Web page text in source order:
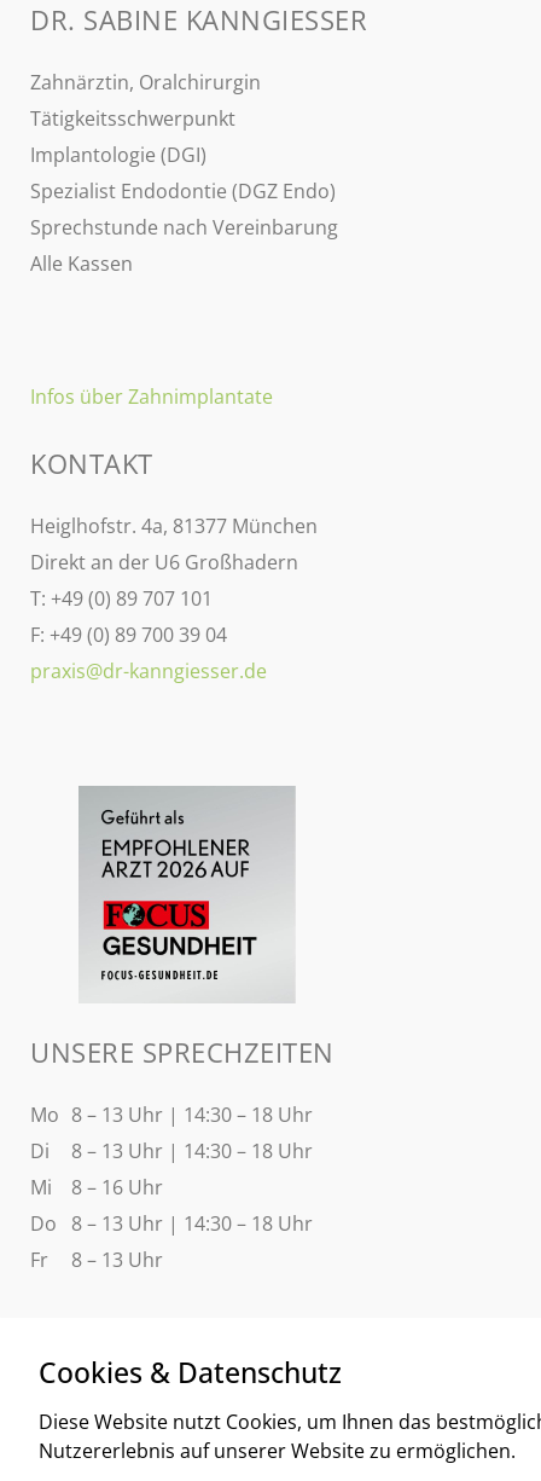
DR. SABINE KANNGIESSER
Zahnärztin, Oralchirurgin
Tätigkeitsschwerpunkt
Implantologie (DGI)
Spezialist Endodontie (DGZ Endo)
Sprechstunde nach Vereinbarung
Alle Kassen
Infos über Zahnimplantate
KONTAKT
Heiglhofstr. 4a, 81377 München
Direkt an der U6 Großhadern
T: +49 (0) 89 707 101
F: +49 (0) 89 700 39 04
praxis@dr-kanngiesser.de
UNSERE SPRECHZEITEN
Mo 8 – 13 Uhr | 14:30 – 18 Uhr
Di
8 – 13 Uhr | 14:30 – 18 Uhr
Mi
8 – 16 Uhr
Do
8 – 13 Uhr | 14:30 – 18 Uhr
Fr
8 – 13 Uhr
Cookies & Datenschutz
Diese Website nutzt Cookies, um Ihnen das
Nutzererlebnis auf unserer Website zu ermöglichen.